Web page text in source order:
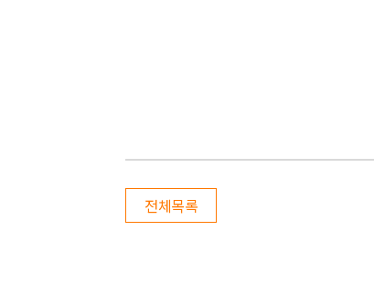
전체목록